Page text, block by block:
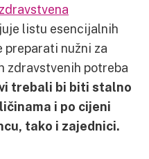
listu esencijalnih
preparati nužni za
zdravstvenih potreba
trebali bi biti stalno
i po cijeni
tako i zajednici.